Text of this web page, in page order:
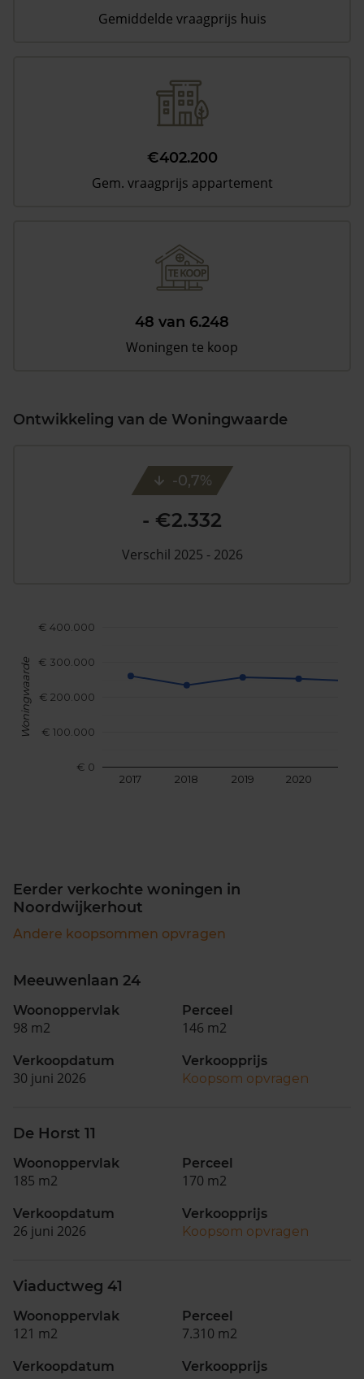
Gemiddelde vraagprijs huis
€402.200
Gem. vraagprijs appartement
48 van 6.248
Woningen te koop
Ontwikkeling van de Woningwaarde
2017 2018 2019 2020
€ 0
€ 100.000
€ 200.000
€ 300.000
€ 400.000
Woningwaarde
-0,7%
- €2.332
Verschil 2025 - 2026
Eerder verkochte woningen in
Noordwijkerhout
Andere koopsommen opvragen
Meeuwenlaan 24
Woonoppervlak
98 m2
Perceel
146 m2
Verkoopdatum
30 juni 2026
Verkoopprijs
Koopsom opvragen
De Horst 11
Woonoppervlak
185 m2
Perceel
170 m2
Verkoopdatum
26 juni 2026
Verkoopprijs
Koopsom opvragen
Viaductweg 41
Woonoppervlak
121 m2
Perceel
7.310 m2
Verkoopdatum
Verkoopprijs